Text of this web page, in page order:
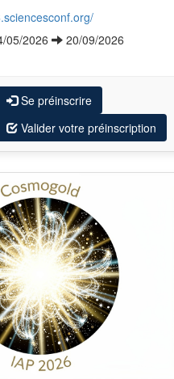
05/2026 20/09/2026
Se préinscrire
Valider votre préinscription